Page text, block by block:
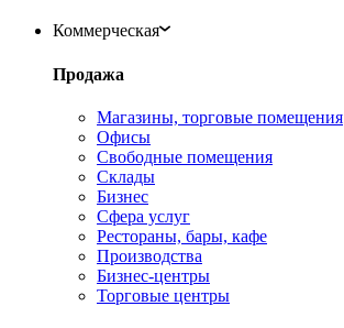
Коммерческая
Продажа
Магазины, торговые помещения
Офисы
Свободные помещения
Склады
Бизнес
Сфера услуг
Рестораны, бары, кафе
Производства
Бизнес-центры
Торговые центры